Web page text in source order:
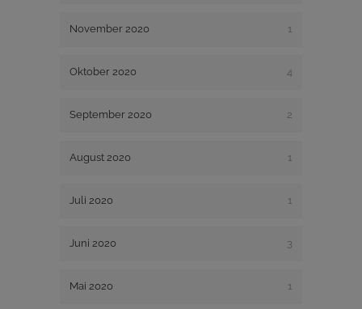
November 2020 1
Oktober 2020 4
September 2020 2
August 2020 1
Juli 2020 1
Juni 2020 3
Mai 2020 1